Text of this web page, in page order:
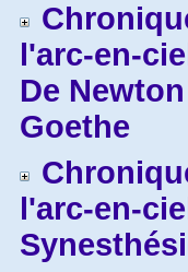
l'arc-en-
De
Goethe
l'arc-en-